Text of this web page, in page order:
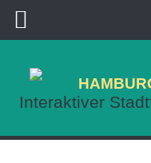
Interaktiver